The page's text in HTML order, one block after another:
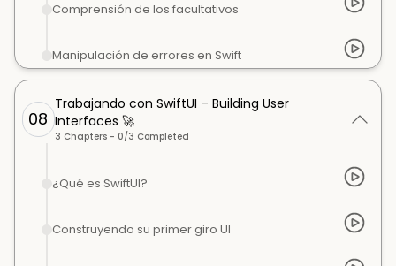
Comprensión de los facultativos
Manipulación de errores en Swift
08
Trabajando con SwiftUI – Building User
Interfaces 🚀
3 Chapters - 0/3 Completed
¿Qué es SwiftUI?
Construyendo su primer giro UI